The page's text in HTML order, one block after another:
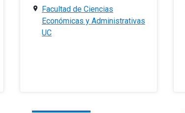
Facultad de Ciencias
Económicas y Administrativas
UC